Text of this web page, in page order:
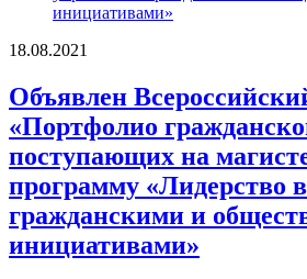
18.08.2021
Объявлен
«Портфолио
поступающих на
программу «Лидерство
гражданскими и
инициативами»